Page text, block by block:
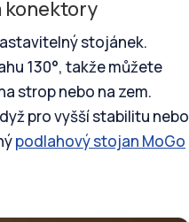
konektory
stojánek.
130°, takže můžete
strop nebo na zem.
pro vyšší stabilitu nebo
podlahový stojan MoGo